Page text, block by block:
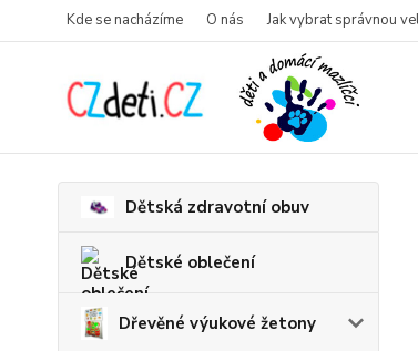
Kde se nacházíme O nás Jak vybrat správnou
Dětská zdravotní obuv
Dětské oblečení
Dřevěné výukové žetony